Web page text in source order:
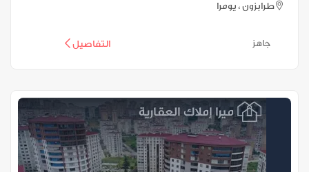
طرابزون ، يومرا
التفاصيل